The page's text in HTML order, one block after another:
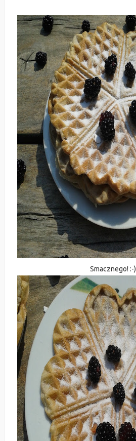
Smacznego! :-)